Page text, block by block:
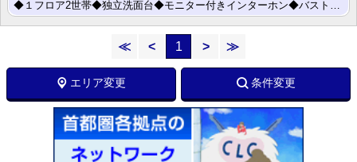
≪ < 1 > ≫
エリア変更 条件変更